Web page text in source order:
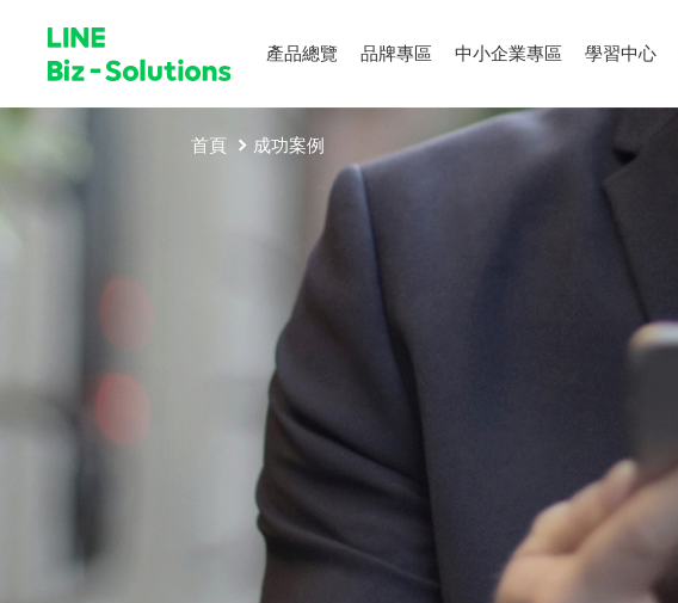
產品總覽 品牌專區 中小企業專區 學習中心
首頁 成功案例